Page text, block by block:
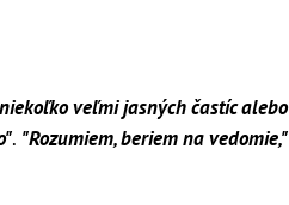
veľmi jasných častíc alebo
. "Rozumiem, beriem na vedomie,"